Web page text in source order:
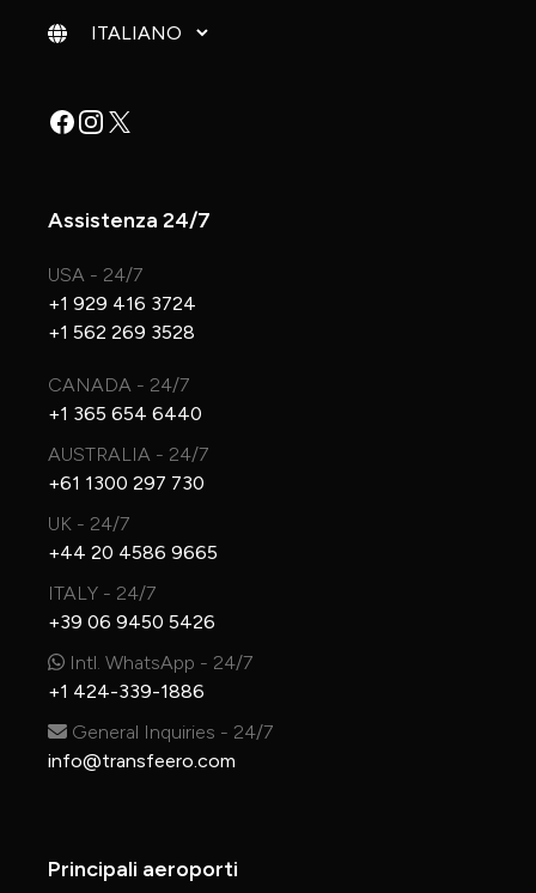
Cambia lingua
Facebook
Instagram
X
Assistenza 24/7
USA - 24/7
+1 929 416 3724
+1 562 269 3528
CANADA - 24/7
+1 365 654 6440
AUSTRALIA - 24/7
+61 1300 297 730
UK - 24/7
+44 20 4586 9665
ITALY - 24/7
+39 06 9450 5426
Intl. WhatsApp - 24/7
+1 424-339-1886
General Inquiries - 24/7
info@transfeero.com
Principali aeroporti